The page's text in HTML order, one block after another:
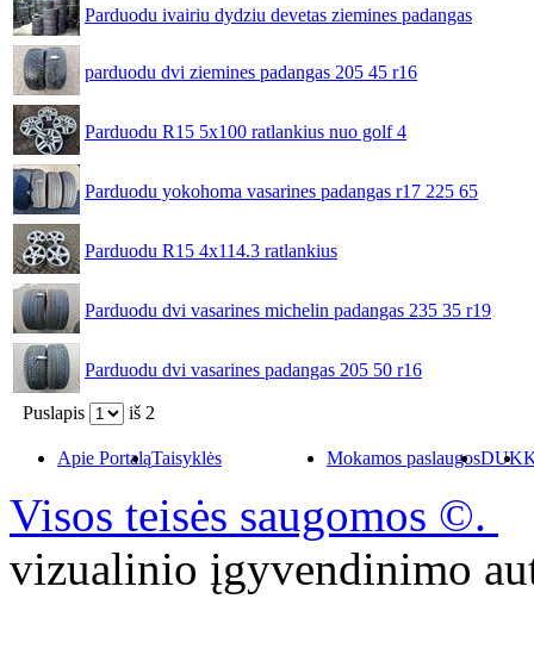
Parduodu ivairiu dydziu devetas ziemines padangas
parduodu dvi ziemines padangas 205 45 r16
Parduodu R15 5x100 ratlankius nuo golf 4
Parduodu yokohoma vasarines padangas r17 225 65
Parduodu R15 4x114.3 ratlankius
Parduodu dvi vasarines michelin padangas 235 35 r19
Parduodu dvi vasarines padangas 205 50 r16
Puslapis iš 2
Apie PortaląTaisyklės Mokamos paslaugosDUK
Visos teisės saugomos ©.
vizualinio įgyvendinimo